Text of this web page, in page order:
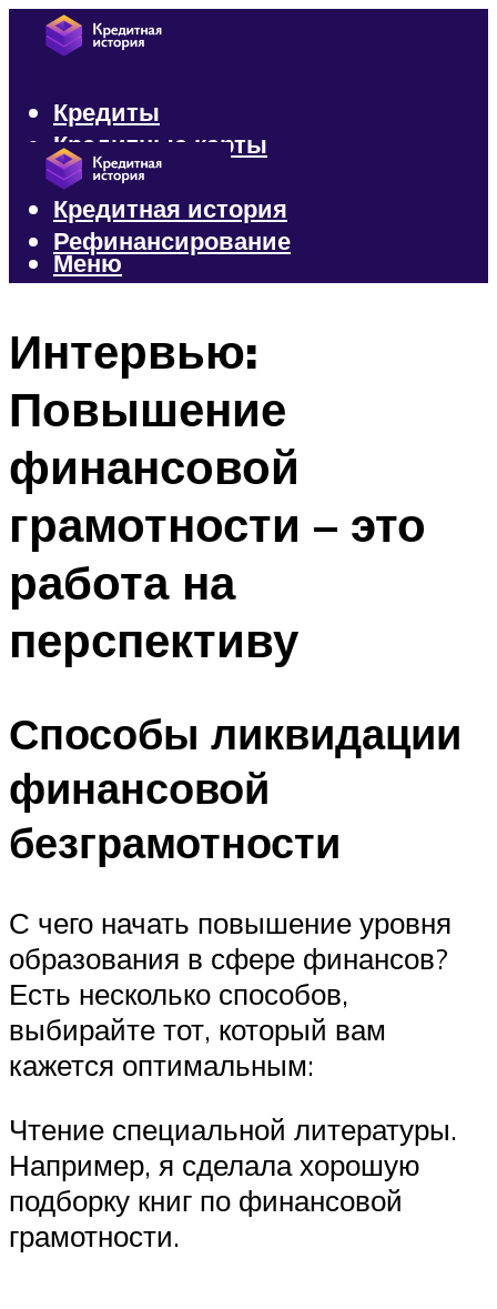
Кредиты
Кредитные карты
Микрозаймы
Кредитная история
Рефинансирование
Меню
Интервью:
Повышение
финансовой
грамотности – это
работа на
перспективу
Способы ликвидации
финансовой
безграмотности
С чего начать повышение уровня
образования в сфере финансов?
Есть несколько способов,
выбирайте тот, который вам
кажется оптимальным:
Чтение специальной литературы.
Например, я сделала хорошую
подборку книг по финансовой
грамотности.